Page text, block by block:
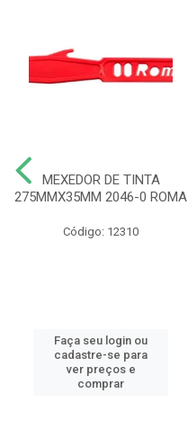
MEXEDOR DE TINTA
275MMX35MM 2046-0 ROMA
Código: 12310
Faça seu login ou
cadastre-se para
ver preços e
comprar